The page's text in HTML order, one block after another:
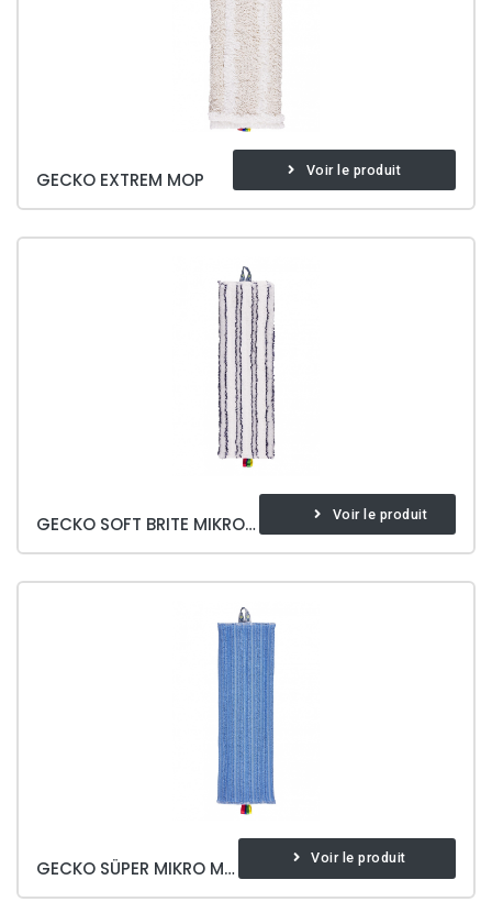
GECKO EXTREM MOP Voir le produit
GECKO SOFT BRITE MIKROFIBER MOP Voir le produit
GECKO SÜPER MIKRO MOP Voir le produit